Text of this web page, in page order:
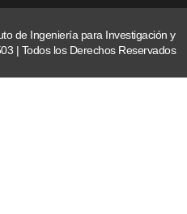
de Ingeniería para Investigación y
| Todos los Derechos Reservados